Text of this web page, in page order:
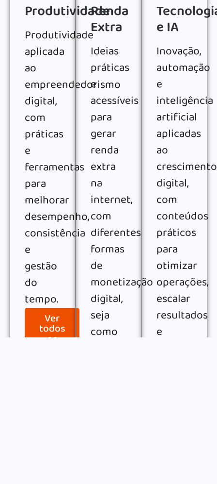
Produtividade
Produtividade
aplicada
ao
empreendedorismo
digital,
com
práticas
e
ferramentas
para
melhorar
desempenho,
consistência
e
gestão
do
tempo.
Ver
todos
os
Renda
Extra
Ideias
práticas
e
acessíveis
para
gerar
renda
extra
na
internet,
com
diferentes
formas
de
monetização
digital,
seja
como
e IA
Inovação,
automação
e
inteligência
artificial
aplicadas
ao
crescimento
digital,
com
conteúdos
práticos
para
otimizar
operações,
escalar
resultados
e